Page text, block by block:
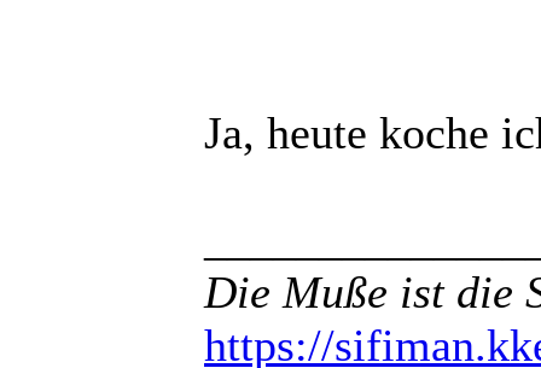
Ja, heute koche
Die Muße ist die
https://